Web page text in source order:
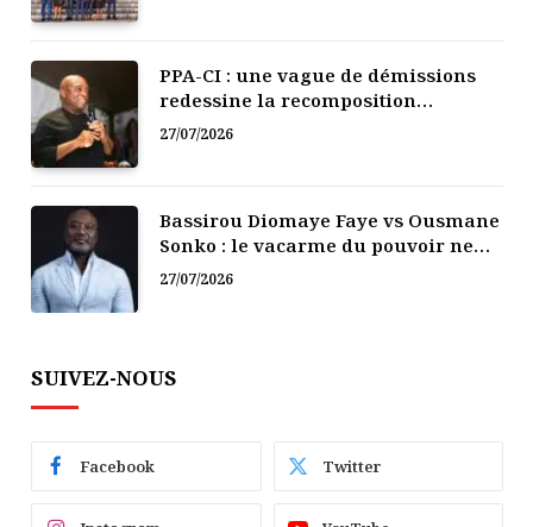
PPA-CI : une vague de démissions
redessine la recomposition
politique
27/07/2026
Bassirou Diomaye Faye vs Ousmane
Sonko : le vacarme du pouvoir ne
doit pas faire oublier les liens de la
Fraternité
27/07/2026
SUIVEZ-NOUS
Facebook Twitter